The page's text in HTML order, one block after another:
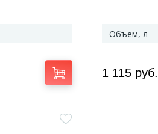
Объем, л
1 115 руб.